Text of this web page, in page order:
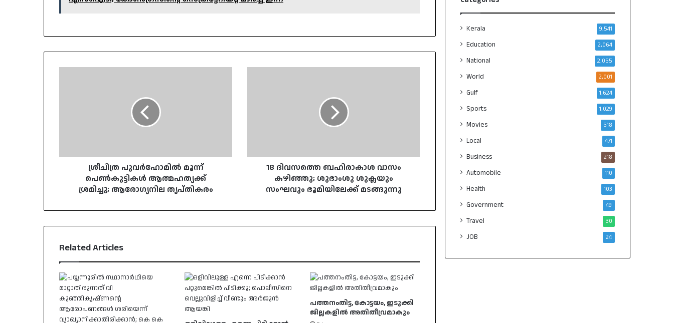
ശ്രീചിത്ര പുവർഹോമിൽ മൂന്ന്
പെൺകുട്ടികൾ ആത്മഹത്യക്ക്
ശ്രമിച്ചു; ആരോഗ്യനില തൃപ്തികരം
ഭൂമിയിലേക്ക്
മടങ്ങുന്നു18 ദിവസത്തെ ബഹിരാകാശ വാസം
കഴിഞ്ഞു; ശുഭാംശു ശുക്ലയും
സംഘവും ഭൂമിയിലേക്ക് മടങ്ങുന്നു
Related Articles
പത്തനംതിട്ട, കോട്ടയം, ഇടുക്കി
ജില്ലകളില്‍ അതിതീവ്രമാകും
Kerala 9,541
Education 2,064
National 2,055
World 2,001
Gulf 1,624
Sports 1,029
Movies 518
Local 471
Business 218
Automobile 110
Health 103
Government 49
Travel 30
JOB 24